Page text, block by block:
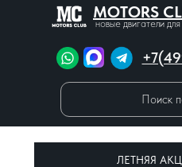
MOTORS
новые двигатели
Поиск
ЛЕТНЯЯ